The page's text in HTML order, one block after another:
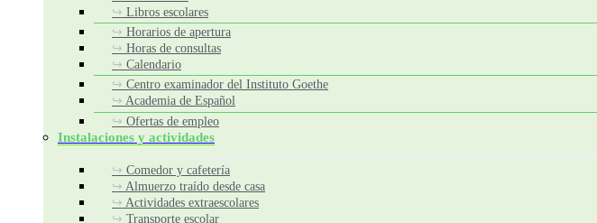
Libros escolares
Horarios de apertura
Horas de consultas
Calendario
Centro examinador del Instituto Goethe
Academia de Español
Ofertas de empleo
Instalaciones y actividades
Comedor y cafetería
Almuerzo traído desde casa
Actividades extraescolares
Transporte escolar